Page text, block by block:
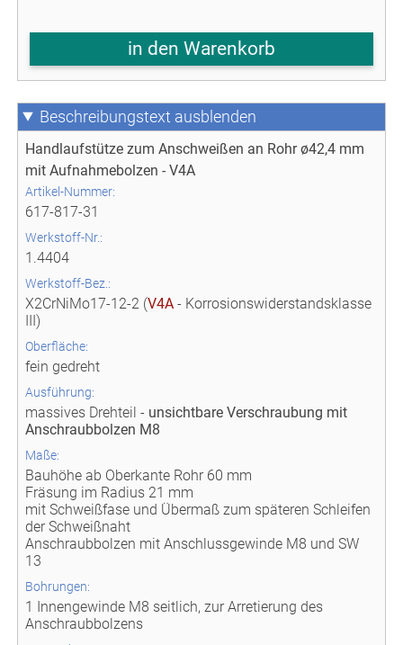
in den Warenkorb
Beschreibungstext
Handlaufstütze zum Anschweißen an Rohr ø42,4 mm
mit Aufnahmebolzen - V4A
Artikel-Nummer:
617-817-31
Werkstoff-Nr.:
1.4404
Werkstoff-Bez.:
X2CrNiMo17-12-2 (V4A - Korrosionswiderstandsklasse
III)
Oberfläche:
fein gedreht
Ausführung:
massives Drehteil - unsichtbare Verschraubung mit
Anschraubbolzen M8
Maße:
Bauhöhe ab Oberkante Rohr 60 mm
Fräsung im Radius 21 mm
mit Schweißfase und Übermaß zum späteren Schleifen
der Schweißnaht
Anschraubbolzen mit Anschlussgewinde M8 und SW
13
Bohrungen:
1 Innengewinde M8 seitlich, zur Arretierung des
Anschraubbolzens